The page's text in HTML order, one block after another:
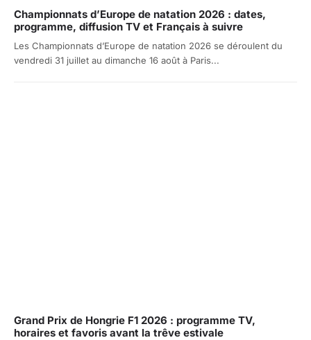
Championnats d’Europe de natation 2026 : dates,
programme, diffusion TV et Français à suivre
Les Championnats d’Europe de natation 2026 se déroulent du
vendredi 31 juillet au dimanche 16 août à Paris...
Grand Prix de Hongrie F1 2026 : programme TV,
horaires et favoris avant la trêve estivale